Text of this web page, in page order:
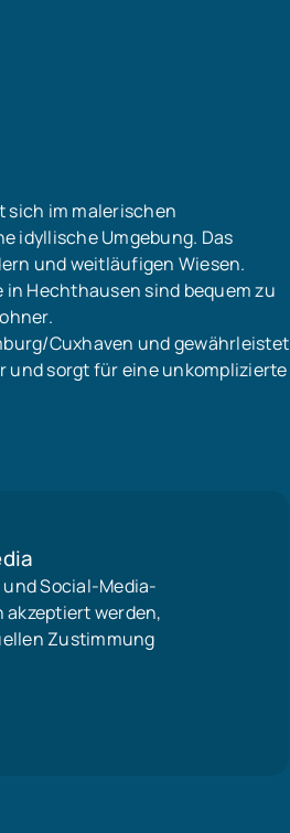
sich im malerischen
idyllische Umgebung. Das
und weitläufigen Wiesen.
Hechthausen sind bequem zu
Cuxhaven und gewährleistet
und sorgt für eine unkomplizierte
Social-Media-
akzeptiert werden,
Zustimmung